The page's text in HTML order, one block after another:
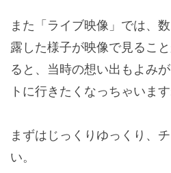
また「ライブ映像」では、
露した様子が映像で見るこ
ると、当時の想い出もよみ
トに行きたくなっちゃいます
まずはじっくりゆっくり、
い。